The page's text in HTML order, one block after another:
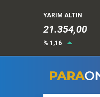
YARIM ALTIN
21.354,00
% 1,16